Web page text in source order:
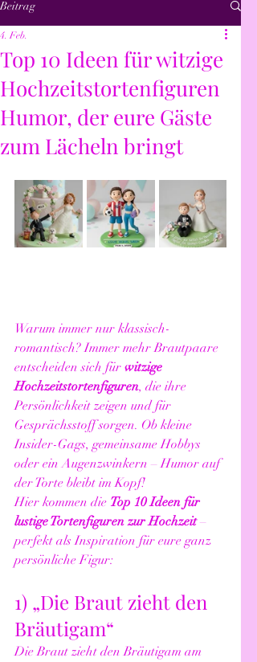
Beitrag
Top 10 Ideen für witzige
Hochzeitstortenfiguren
Humor, der eure Gäste
zum Lächeln bringt
4. Feb.
Warum immer nur klassisch-
romantisch? Immer mehr Brautpaare
entscheiden sich für witzige
Hochzeitstortenfiguren, die ihre
Persönlichkeit zeigen und für
Gesprächsstoff sorgen. Ob kleine
Insider-Gags, gemeinsame Hobbys
oder ein Augenzwinkern – Humor auf
der Torte bleibt im Kopf!
Hier kommen die Top 10 Ideen für
lustige Tortenfiguren zur Hochzeit –
perfekt als Inspiration für eure ganz
persönliche Figur:
1) „Die Braut zieht den
Bräutigam“
Die Braut zieht den Bräutigam am